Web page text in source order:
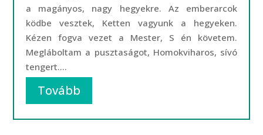
a magányos, nagy hegyekre. Az emberarcok
ködbe vesztek, Ketten vagyunk a hegyeken.
Kézen fogva vezet a Mester, S én követem.
Megláboltam a pusztaságot, Homokviharos, sívó
tengert....
Tovább